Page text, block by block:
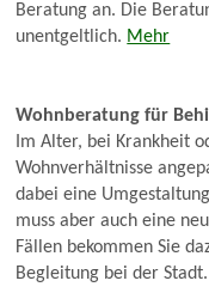
Beratung an. Die
unentgeltlich. Mehr
Wohnberatung für
Im Alter, bei Krankheit
Wohnverhältnisse
dabei eine
muss aber auch eine
Fällen bekommen Sie
Begleitung bei der Stadt.